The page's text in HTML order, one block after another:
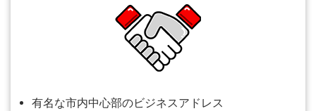
有名な市内中心部のビジネスアドレス